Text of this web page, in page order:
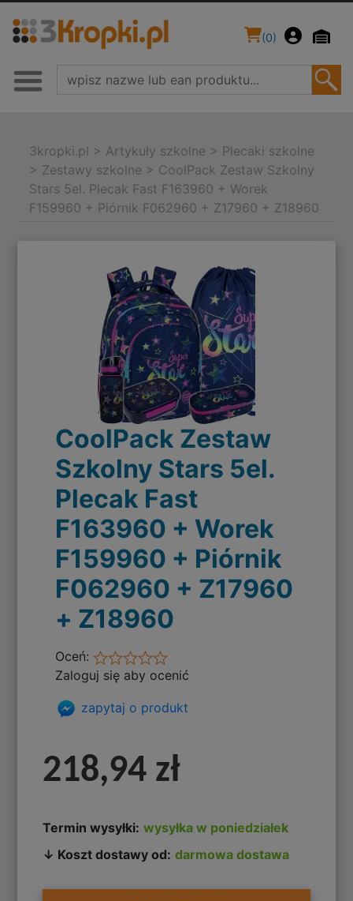
(0)
3kropki.pl > Artykuły szkolne > Plecaki szkolne
> Zestawy szkolne > CoolPack Zestaw Szkolny
Stars 5el. Plecak Fast F163960 + Worek
F159960 + Piórnik F062960 + Z17960 + Z18960
CoolPack Zestaw
Szkolny Stars 5el.
Plecak Fast
F163960 + Worek
F159960 + Piórnik
F062960 + Z17960
+ Z18960
Oceń:
Zaloguj się aby ocenić
zapytaj o produkt
218,94 zł
Termin wysyłki: wysyłka w poniedziałek
↓ Koszt dostawy od: darmowa dostawa